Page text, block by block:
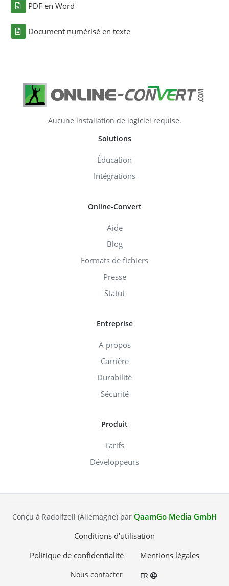
PDF en Word
Document numérisé en texte
Aucune installation de logiciel requise.
Solutions
Éducation
Intégrations
Online-Convert
Aide
Blog
Formats de fichiers
Presse
Statut
Entreprise
À propos
Carrière
Durabilité
Sécurité
Produit
Tarifs
Développeurs
Conçu à Radolfzell (Allemagne) par QaamGo Media GmbH
Conditions d'utilisation
Politique de confidentialité
Mentions légales
Nous contacter FR